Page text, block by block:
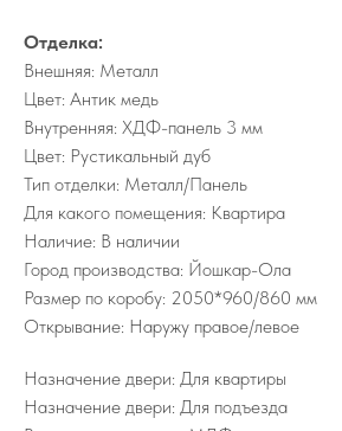
Отделка:
Внешняя: Металл
Цвет: Антик медь
Внутренняя: ХДФ-панель 3 мм
Цвет: Рустикальный дуб
Тип отделки: Металл/Панель
Для какого помещения: Квартира
Наличие: В наличии
Город производства: Йошкар-Ола
Размер по коробу: 2050*960/860 мм
Открывание: Наружу правое/левое
Назначение двери: Для квартиры
Назначение двери: Для подъезда